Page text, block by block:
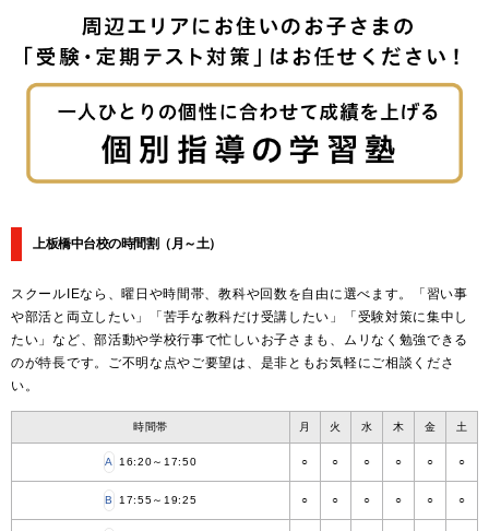
上板橋中台校の時間割 （月～土）
スクールIEなら、曜日や時間帯、教科や回数を自由に選べます。「習い事
や部活と両立したい」「苦手な教科だけ受講したい」「受験対策に集中し
たい」など、部活動や学校行事で忙しいお子さまも、ムリなく勉強できる
のが特長です。ご不明な点やご要望は、是非ともお気軽にご相談くださ
い。
時間帯 月 火 水 木 金 土
A 16:20～17:50 ○ ○ ○ ○ ○ ○
B 17:55～19:25 ○ ○ ○ ○ ○ ○